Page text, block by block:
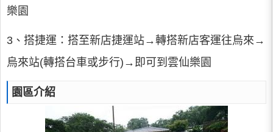
樂園
3、搭捷運：搭至新店捷運站→轉搭新店客運往烏來→
烏來站(轉搭台車或步行)→即可到雲仙樂園
園區介紹